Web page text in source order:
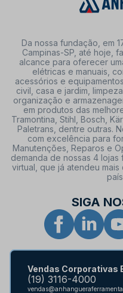
Da nossa fundação, em
Campinas-SP, até hoje,
alcance para oferecer
elétricas e manuais,
acessórios e
civil, casa e jardim,
organização e
em produtos das
Tramontina, Stihl, Bosch,
Paletrans, dentre outras.
com excelência para
Manutenções, Reparos e
demanda de nossas 4
virtual, que já atendeu
SIGA
Vendas Corporativas
(19) 3116-4000